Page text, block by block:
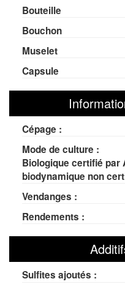
Bouteille
Bouchon
Muselet
Capsule
Cépage :
Mode de culture :
Biologique certifié par
biodynamique non
Vendanges :
Rendements :
Sulfites ajoutés :